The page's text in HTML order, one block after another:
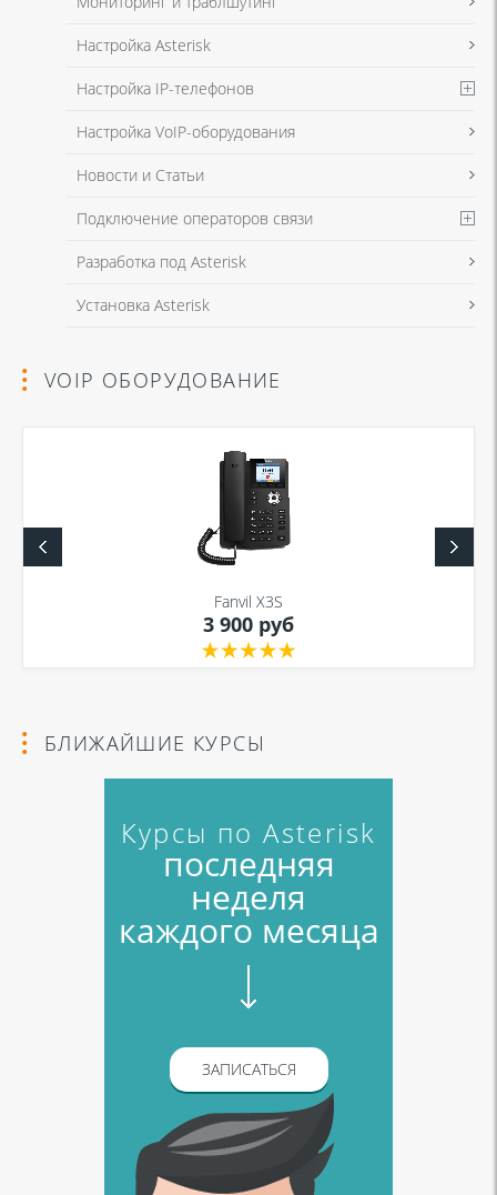
Настройка Asterisk
Настройка IP-телефонов
Настройка VoIP-оборудования
Новости и Статьи
Подключение операторов связи
Разработка под Asterisk
Установка Asterisk
VOIP ОБОРУДОВАНИЕ
Fanvil X3S
3 900 руб
БЛИЖАЙШИЕ КУРСЫ
Курсы по Asterisk
последняя
неделя
каждого месяца
ЗАПИСАТЬСЯ